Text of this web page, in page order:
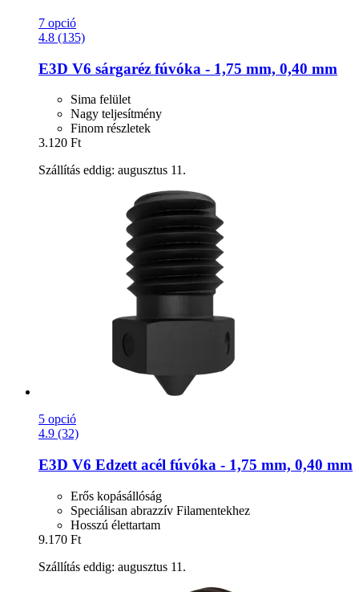
7 opció
4.8 (135)
E3D V6 sárgaréz fúvóka -​ 1,75 mm, 0,40 mm
Sima felület
Nagy teljesítmény
Finom részletek
3.120 Ft
Szállítás eddig: augusztus 11.
5 opció
4.9 (32)
E3D V6 Edzett acél fúvóka -​ 1,75 mm, 0,40 mm
Erős kopásállóság
Speciálisan abrazzív Filamentekhez
Hosszú élettartam
9.170 Ft
Szállítás eddig: augusztus 11.